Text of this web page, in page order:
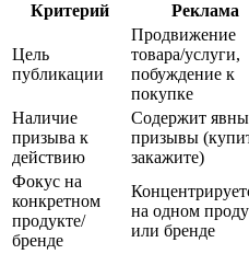
Критерий
Реклама
Цель
публикации
Продвижение
товара/услуги,
побуждение к
покупке
Наличие
призыва к
действию
Содержит
призывы
закажите)
Фокус на
конкретном
продукте/
бренде
на одном
или бренде